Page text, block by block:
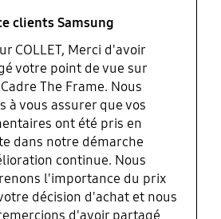
clients Samsung
COLLET, Merci d'avoir
votre point de vue sur
The Frame. Nous
à vous assurer que vos
ont été pris en
dans notre démarche
continue. Nous
l'importance du prix
décision d'achat et nous
d'avoir partagé